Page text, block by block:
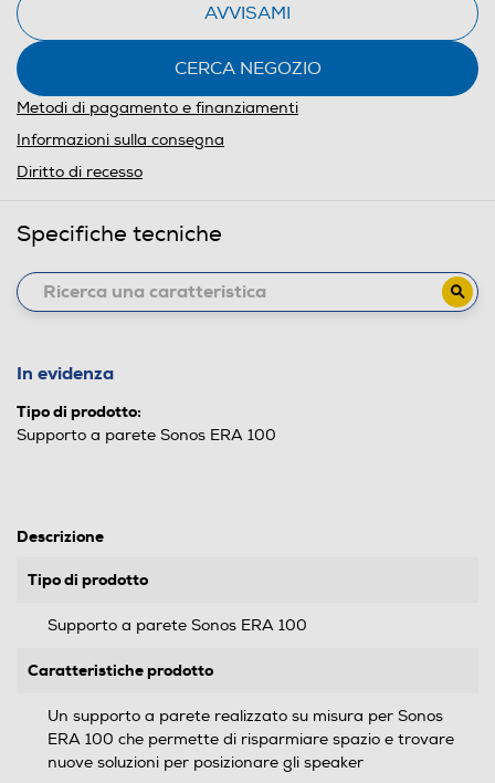
AVVISAMI
CERCA NEGOZIO
Metodi di pagamento e finanziamenti
Informazioni sulla consegna
Diritto di recesso
Specifiche tecniche
In evidenza
Tipo di prodotto:
Supporto a parete Sonos ERA 100
Descrizione
Tipo di prodotto
Supporto a parete Sonos ERA 100
Caratteristiche prodotto
Un supporto a parete realizzato su misura per Sonos
ERA 100 che permette di risparmiare spazio e trovare
nuove soluzioni per posizionare gli speaker